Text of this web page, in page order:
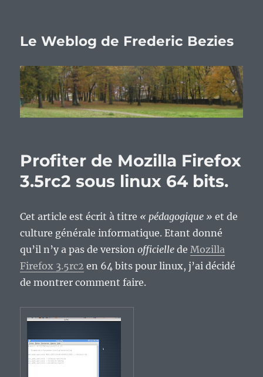
Le Weblog de Frederic Bezies
Profiter de Mozilla Firefox
3.5rc2 sous linux 64 bits.
Cet article est écrit à titre « pédagogique » et de
culture générale informatique. Etant donné
qu’il n’y a pas de versionofficielle deMozilla
Firefox 3.5rc2 en 64 bits pour linux, j’ai décidé
de montrer comment faire.